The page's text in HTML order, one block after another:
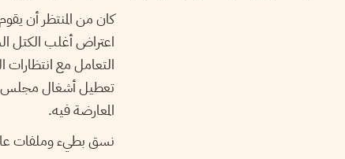
كان من المنتظر أن
اعتراض أغلب الكتل
التعامل مع
تعطيل أشغال مجلس
المعارضة فيه.
نسق بطيء وملفات